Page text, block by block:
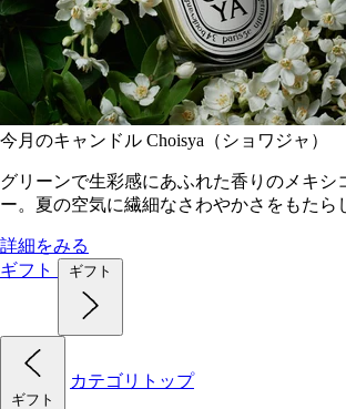
今月のキャンドル Choisya（ショワジャ）
グリーンで生彩感にあふれた香りのメキシ
ー。夏の空気に繊細なさわやかさをもたら
詳細をみる
ギフト
ギフト
ギフト
カテゴリトップ